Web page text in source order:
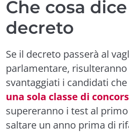
Che cosa
decreto
Se il decreto passerà al
parlamentare,
svantaggiati i candidati che
una sola classe di
supereranno i test al
saltare un anno prima di